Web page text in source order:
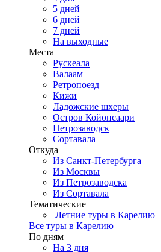
5 дней
6 дней
7 дней
На выходные
Места
Рускеала
Валаам
Ретропоезд
Кижи
Ладожские шхеры
Остров Койонсаари
Петрозаводск
Сортавала
Откуда
Из Санкт-Петербурга
Из Москвы
Из Петрозаводска
Из Сортавала
Тематические
Летние туры в Карелию
Все туры в Карелию
По дням
На 3 дня